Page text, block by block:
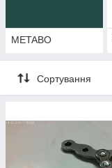
METABO
Сортування